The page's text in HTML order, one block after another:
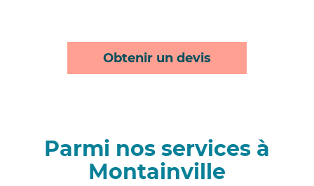
Obtenir un devis
Parmi nos services à
Montainville